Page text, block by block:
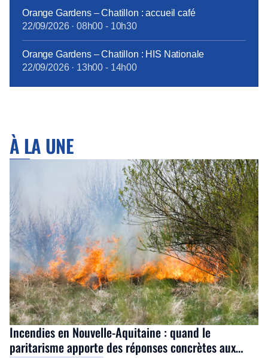
Orange Gardens – Chatillon : accueil café
22/09/2026· 08h00 - 10h30
Orange Gardens – Chatillon : HIS Nationale
22/09/2026· 13h00 - 14h00
À LA UNE
Incendies en Nouvelle-Aquitaine : quand le
paritarisme apporte des réponses concrètes aux